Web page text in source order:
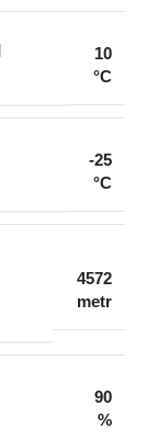
10
°C
-25
°C
4572
metr
90
%